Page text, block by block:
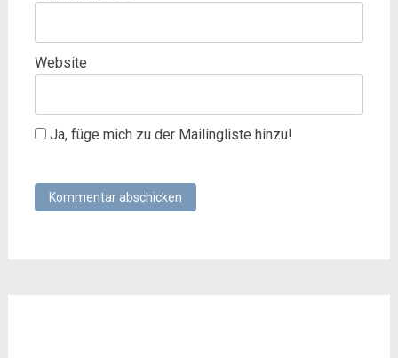
Website
Ja, füge mich zu der Mailingliste hinzu!